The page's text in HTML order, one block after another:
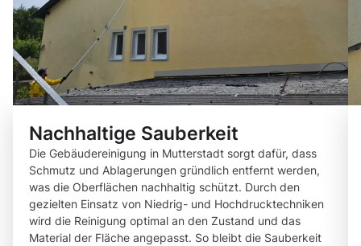
Nachhaltige Sauberkeit
Die Gebäudereinigung in Mutterstadt sorgt dafür, dass
Schmutz und Ablagerungen gründlich entfernt werden,
was die Oberflächen nachhaltig schützt. Durch den
gezielten Einsatz von Niedrig- und Hochdrucktechniken
wird die Reinigung optimal an den Zustand und das
Material der Fläche angepasst. So bleibt die Sauberkeit